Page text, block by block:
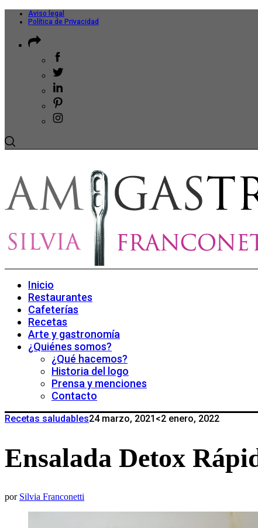
Aviso legal
Política de Privacidad
Inicio
Restaurantes
Cafeterías
Recetas
Arte y gastronomía
¿Quiénes somos?
¿Qué hacemos?
Historia del logo
Prensa y menciones
Contacto
Recetas saludables24 marzo, 2021 <2 enero, 2022
Ensalada Detox
por Silvia Franconetti